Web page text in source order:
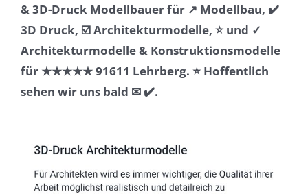
& 3D-Druck Modellbauer für ↗️ Modellbau, ✔️
3D Druck, ☑️ Architekturmodelle, ⭐ und ✓
Architekturmodelle & Konstruktionsmodelle
für ★★★★★ 91611 Lehrberg. ⭐ Hoffentlich
sehen wir uns bald ✉ ✔️.